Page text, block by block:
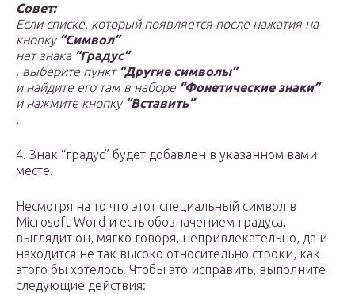
Совет:
Если списке, который появляется после нажатия на
кнопку “Символ”
нет знака “Градус”
, выберите пункт “Другие символы”
и найдите его там в наборе “Фонетические знаки”
и нажмите кнопку “Вставить”
.
4. Знак “градус” будет добавлен в указанном вами
месте.
Несмотря на то что этот специальный символ в
Microsoft Word и есть обозначением градуса,
выглядит он, мягко говоря, непривлекательно, да и
находится не так высоко относительно строки, как
этого бы хотелось. Чтобы это исправить, выполните
следующие действия: